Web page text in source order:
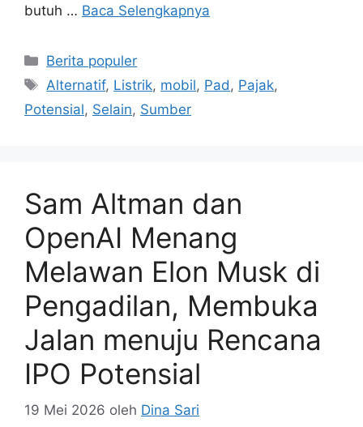
butuh … Baca Selengkapnya
Kategori
Berita populer
Tag
Alternatif, Listrik, mobil, Pad, Pajak,
Potensial, Selain, Sumber
Sam Altman dan
OpenAI Menang
Melawan Elon Musk di
Pengadilan, Membuka
Jalan menuju Rencana
IPO Potensial
19 Mei 2026 oleh Dina Sari